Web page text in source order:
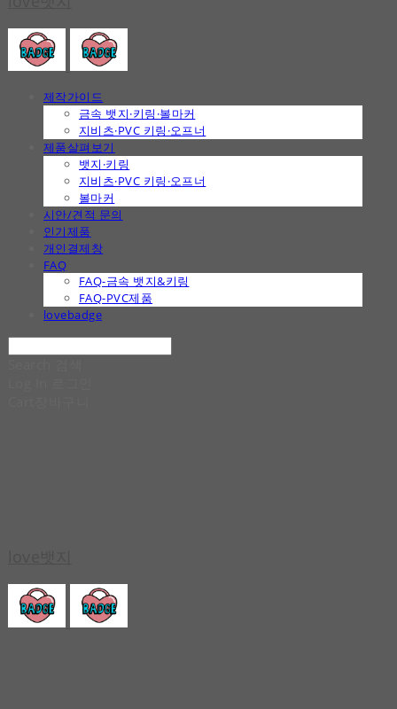
제작가이드
금속 뱃지·키링·볼마커
지비츠·PVC 키링·오프너
제품살펴보기
뱃지·키링
지비츠·PVC 키링·오프너
볼마커
시안/견적 문의
인기제품
개인결제창
FAQ
FAQ-금속 뱃지&키링
FAQ-PVC제품
lovebadge